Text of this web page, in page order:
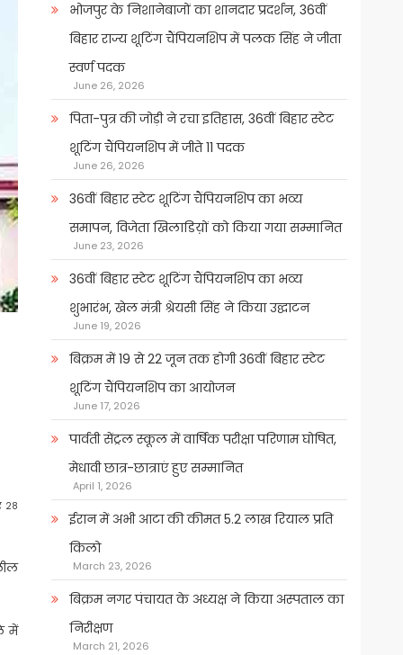
28
में
भोजपुर के निशानेबाजों का शानदार प्रदर्शन, 36वीं
बिहार राज्य शूटिंग चैंपियनशिप में पलक सिंह ने जीता
स्वर्ण पदक
June 26, 2026
पिता-पुत्र की जोड़ी ने रचा इतिहास, 36वीं बिहार स्टेट
शूटिंग चैंपियनशिप में जीते 11 पदक
June 26, 2026
36वीं बिहार स्टेट शूटिंग चैंपियनशिप का भव्य
समापन, विजेता खिलाडिय़ों को किया गया सम्मानित
June 23, 2026
36वीं बिहार स्टेट शूटिंग चैंपियनशिप का भव्य
शुभारंभ, खेल मंत्री श्रेयसी सिंह ने किया उद्घाटन
June 19, 2026
बिक्रम में 19 से 22 जून तक होगी 36वीं बिहार स्टेट
शूटिंग चैंपियनशिप का आयोजन
June 17, 2026
पार्वती सेंट्रल स्कूल में वार्षिक परीक्षा परिणाम घोषित,
मेधावी छात्र-छात्राएं हुए सम्मानित
April 1, 2026
ईरान में अभी आटा की कीमत 5.2 लाख रियाल प्रति
किलो
March 23, 2026
बिक्रम नगर पंचायत के अध्यक्ष ने किया अस्पताल का
निरीक्षण
March 21, 2026